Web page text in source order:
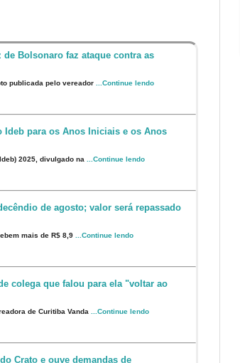
Bolsonaro faz ataque contra as
publicada pelo vereador ...Continue lendo
Ideb para os Anos Iniciais e os Anos
2025, divulgado na ...Continue lendo
de agosto; valor será repassado
mais de R$ 8,9 ...Continue lendo
colega que falou para ela "voltar ao
de Curitiba Vanda ...Continue lendo
Crato e ouve demandas de